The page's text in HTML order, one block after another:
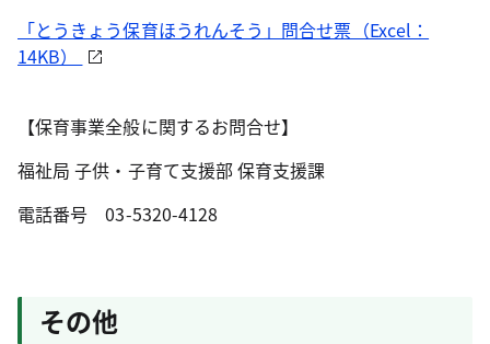
「とうきょう保育ほうれんそう」問合せ票（Excel：
14KB）
【保育事業全般に関するお問合せ】
福祉局 子供・子育て支援部 保育支援課
電話番号 03-5320-4128
その他